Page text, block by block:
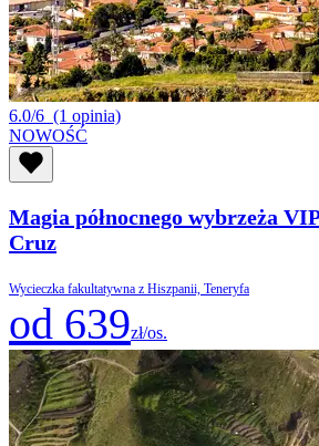
6.0/6 (1 opinia)
NOWOŚĆ
Magia północnego wybrzeża
Cruz
Wycieczka fakultatywna z Hiszpanii, Teneryfa
od 639zł/os.